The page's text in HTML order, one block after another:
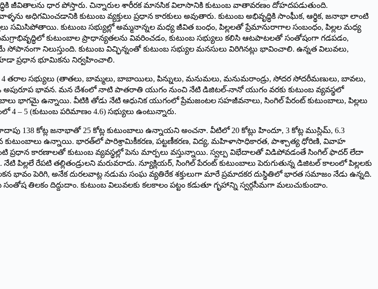
జీవితాలను ధార పోస్తారు. చిన్నారుల శారీరక మానసిక విలాసానికి కుటుంబ వాతావరణం దోహదపడుతుంది.
అధిగమించడానికి కుటుంబ వ్యక్తులు ప్రధాన కారకులు అవుతారు. కుటుంబ అభివృద్ధికి సాంఘీక, ఆర్థిక, జనాభా లాంటి
సమిసిపోతాయి. కుటుంబ సభ్యుల్లో అమ్మనాన్నల మధ్య జీవిత బంధం, పిల్లలతో ప్రేమానురాగాల సంబంధం, పిల్లల మధ్య
కుటుంబాల ప్రాధాన్యతలను వివరించడం, కుటుంబ సభ్యులు కలిసి ఆటపాటలతో సంతోషంగా గడపడం,
నిలుస్తుంది. కుటుంబ విచ్ఛిన్నంతో కుటుంబ సభ్యుల మనసులు విరిగినట్లు భావించాలి. ఉన్నత విలువలు,
ప్రధాన భూమికను నిర్వహించాలి.
4 తరాల సభ్యులు (తాతలు, బామ్మలు, బాబాయిలు, పిన్నులు, మనుమలు, మనుమరాండ్రు, సోదర సోదరీమణులు, బావలు,
ఓ అపురూప భావన. మన దేశంలో నాటి పాతరాతి యుగం నుంచి నేటి డిజిటల్‌-‌నానో యుగం వరకు కుటుంబ వ్యవస్థలో
భాగమై ఉన్నాయి. వీటికి తోడు నేటి ఆధునిక యుగంలో ప్రేమజంటల సహజీవనాలు, సింగిల్‌ ‌పేరంట్‌ ‌కుటుంబాలు, పిల్లలు
– 5 (కుటుంబ పరిమాణం 4.6) సభ్యులు ఉంటున్నారు.
138 కోట్ల జనాభాతో 25 కోట్ల కుటుంబాలు ఉన్నాయని అంచనా. వీటిలో 20 కోట్లు హిందూ, 3 కోట్ల ముస్లిమ్‌, 6.3
కుటుంబాలు ఉన్నాయి. భారత్‌లో పారిశ్రామికీకరణ, పట్టణీకరణ, విద్య, మహిళాసాధికారత, పాశ్చాత్య ధోరిణి, వివాహ
ప్రధాన కారణాలతో కుటుంబ వ్యవస్థల్లో పెను మార్పలు వస్తున్నాయి. స్వల్ప విభేదాలతో విడిపోవడంతే సింగిల్‌ ‌ఫాదర్‌ ‌లేదా
రేపటి తల్లితండ్రులని మరువరాదు. న్యూక్లియర్‌, ‌సింగిల్‌ ‌పేరంట్‌ ‌కుటుంబాలు పెరుగుతున్న డిజిటల్‌ ‌కాలంలో పిల్లలకు
భావం పెరిగి, అనేక దురలవాట్ల నడుమ సంఘ వ్యతిరేక శక్తులుగా మారే ప్రమాదకర దుస్థితిలో భారత సమాజం నేడు ఉన్నది.
తిలకం దిద్దుదాం. కుటుంబ విలువలకు కలకాలం పట్టం కడుతూ గృహాన్ని స్వర్గసీమగా మలుచుకుందాం.